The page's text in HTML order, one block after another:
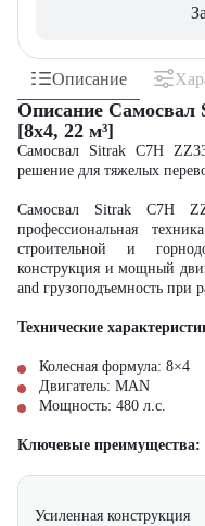
Описание
Описание Самосвал
[8x4, 22 м³]
Самосвал Sitrak C7H
решение для тяжелых
Самосвал Sitrak C7H
профессиональная
строительной и
конструкция и мощный
and грузоподъемность при
Технические
Колесная формула: 8×4
Двигатель: MAN
Мощность: 480 л.с.
Ключевые преимущества:
Усиленная конструкция